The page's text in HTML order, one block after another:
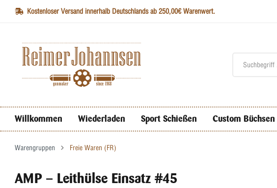
Kostenloser Versand innerhalb Deutschlands ab 250,00€ Warenwert.
Willkommen Wiederladen Sport Schießen Custom Büchsen
Warengruppen Freie Waren (FR)
AMP – Leithülse Einsatz #45